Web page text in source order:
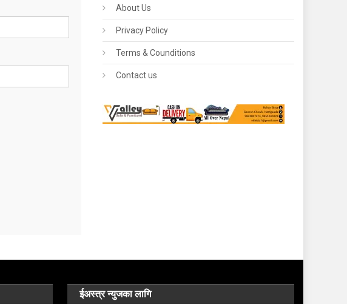
About Us
Privacy Policy
Terms & Counditions
Contact us
ईअस्त्र न्युजका लागि